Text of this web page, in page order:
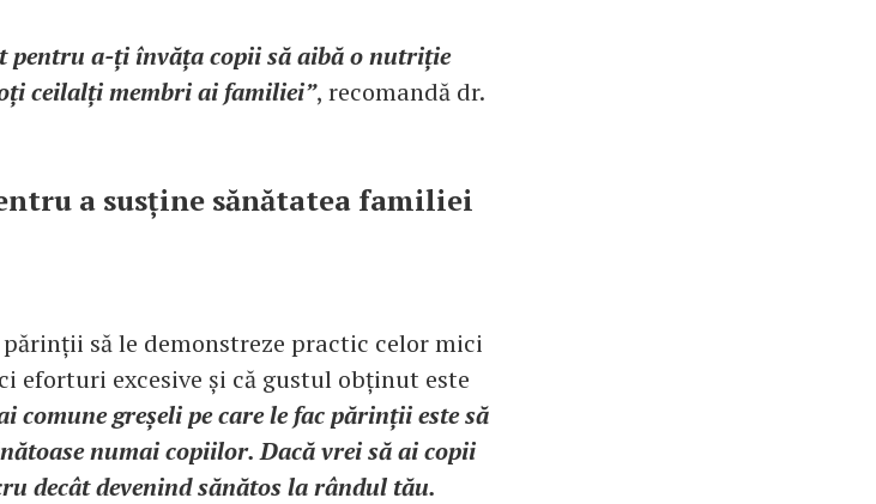
pentru a-ți învăța copii să aibă o nutriție
ceilalți membri ai familiei”, recomandă dr.
a susține sănătatea familiei
să le demonstreze practic celor mici
eforturi excesive și că gustul obținut este
comune greșeli pe care le fac părinții este să
numai copiilor. Dacă vrei să ai copii
decât devenind sănătos la rândul tău.